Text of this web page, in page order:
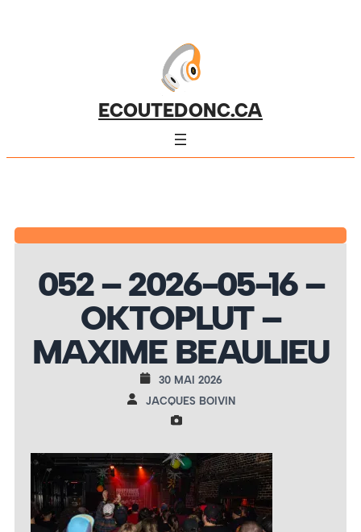
ECOUTEDONC.CA
052 – 2026-05-16 –
OKTOPLUT –
MAXIME BEAULIEU
30 MAI 2026
JACQUES BOIVIN